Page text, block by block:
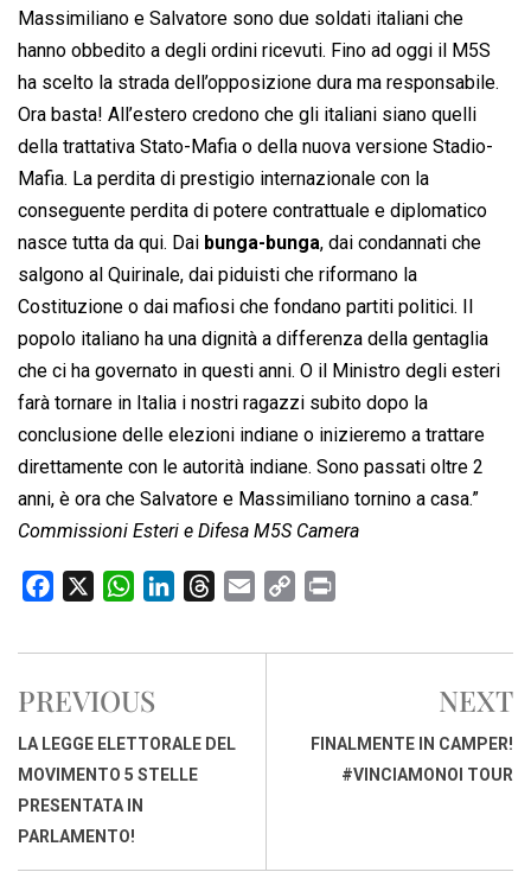
Massimiliano e Salvatore sono due soldati italiani che
hanno obbedito a degli ordini ricevuti. Fino ad oggi il M5S
ha scelto la strada dell’opposizione dura ma responsabile.
Ora basta! All’estero credono che gli italiani siano quelli
della trattativa Stato-Mafia o della nuova versione Stadio-
Mafia. La perdita di prestigio internazionale con la
conseguente perdita di potere contrattuale e diplomatico
nasce tutta da qui. Dai bunga-bunga, dai condannati che
salgono al Quirinale, dai piduisti che riformano la
Costituzione o dai mafiosi che fondano partiti politici. Il
popolo italiano ha una dignità a differenza della gentaglia
che ci ha governato in questi anni. O il Ministro degli esteri
farà tornare in Italia i nostri ragazzi subito dopo la
conclusione delle elezioni indiane o inizieremo a trattare
direttamente con le autorità indiane. Sono passati oltre 2
anni, è ora che Salvatore e Massimiliano tornino a casa.”
Commissioni Esteri e Difesa M5S Camera
c
b
o
o
k
W
a
s
A
p
p
n
d
r
d
a
p
i
PREVIOUS
LA LEGGE ELETTORALE DEL
MOVIMENTO 5 STELLE
PRESENTATA IN
PARLAMENTO!
NEXT
FINALMENTE IN CAMPER!
#VINCIAMONOI TOUR